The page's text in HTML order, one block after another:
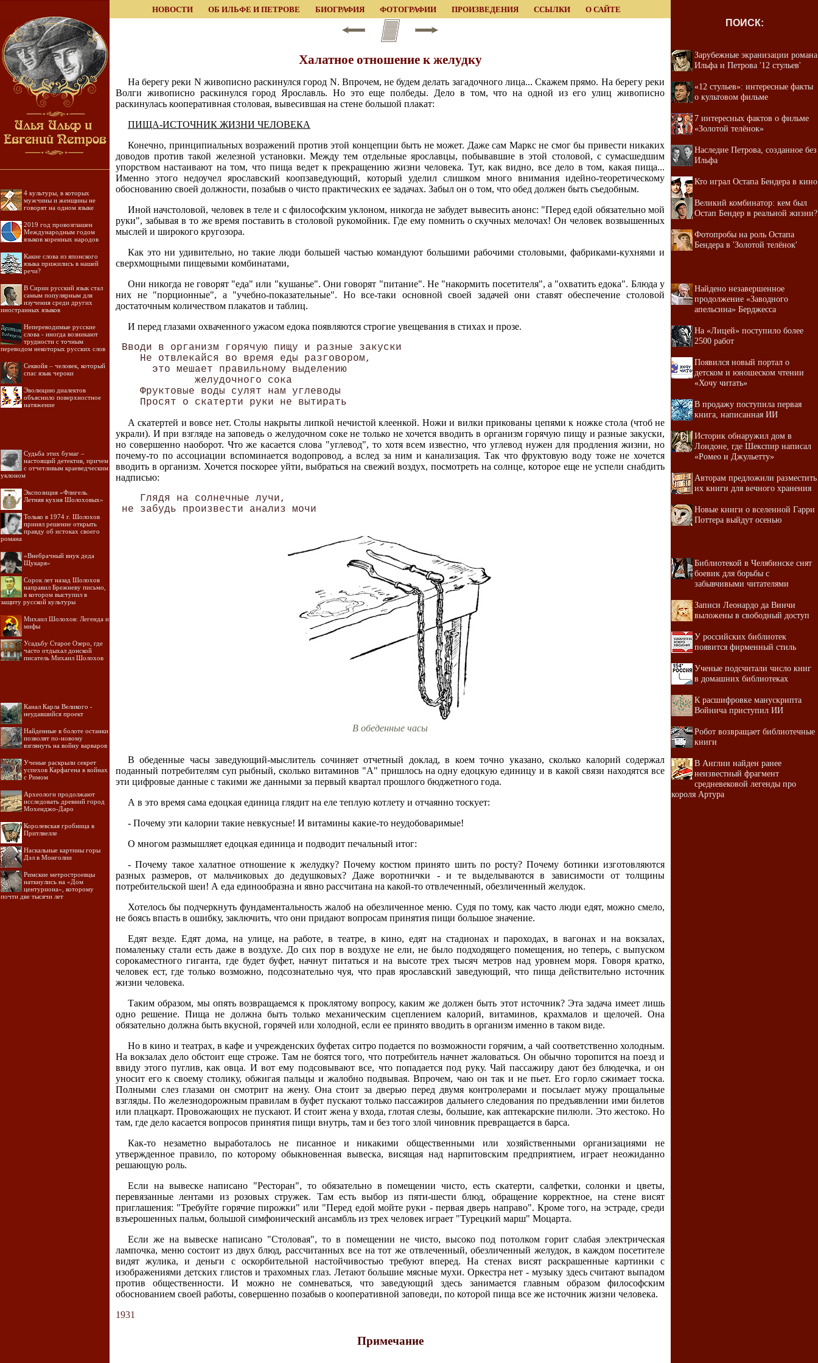
НОВОСТИ ОБ ИЛЬФЕ И ПЕТРОВЕ БИОГРАФИЯ ФОТОГРАФИИ ПРОИЗВЕДЕНИЯ ССЫЛКИ О САЙТЕ
4 культуры, в которых
мужчины и женщины не
говорят на одном языке
2019 год провозглашен
Международным годом
языков коренных народов
Какие слова из японского
языка прижились в нашей
речи?
В Сирии русский язык стал
самым популярным для
изучения среди других
иностранных языков
Непереводимые русские
слова - иногда возникают
трудности с точным
переводом некоторых русских слов
Секвойя – человек, который
спас язык чероки
Эволюцию диалектов
объяснило поверхностное
натяжение
Судьба этих бумаг –
настоящий детектив, причем
с отчетливым краеведческим
уклоном
Экспозиция «Флигель.
Летняя кухня Шолоховых»
Только в 1974 г. Шолохов
принял решение открыть
правду об истоках своего
романа
«Внебрачный внук деда
Щукаря»
Сорок лет назад Шолохов
направил Брежневу письмо,
в котором выступил в
защиту русской культуры
Михаил Шолохов: Легенда и
мифы
Усадьбу Старое Озеро, где
часто отдыхал донской
писатель Михаил Шолохов
Канал Карла Великого -
неудавшийся проект
Найденные в болоте останки
позволят по-новому
взглянуть на войну варваров
Ученые раскрыли секрет
успехов Карфагена в войнах
с Римом
Археологи продолжают
исследовать древний город
Мохенджо-Даро
Королевская гробница в
Притлвелле
Наскальные картины горы
Дэл в Монголии
Римские метростроевцы
наткнулись на «Дом
центуриона», которому
почти две тысячи лет
Халатное отношение к желудку
На берегу реки N живописно раскинулся город N. Впрочем, не будем делать загадочного лица... Скажем прямо. На берегу реки
Волги живописно раскинулся город Ярославль. Но это еще полбеды. Дело в том, что на одной из его улиц живописно
раскинулась кооперативная столовая, вывесившая на стене большой плакат:
ПИЩА-ИСТОЧНИК ЖИЗНИ ЧЕЛОВЕКА
Конечно, принципиальных возражений против этой концепции быть не может. Даже сам Маркс не смог бы привести никаких
доводов против такой железной установки. Между тем отдельные ярославцы, побывавшие в этой столовой, с сумасшедшим
упорством настаивают на том, что пища ведет к прекращению жизни человека. Тут, как видно, все дело в том, какая пища...
Именно этого недоучел ярославский коопзаведующий, который уделил слишком много внимания идейно-теоретическому
обоснованию своей должности, позабыв о чисто практических ее задачах. Забыл он о том, что обед должен быть съедобным.
Иной начстоловой, человек в теле и с философским уклоном, никогда не забудет вывесить анонс: "Перед едой обязательно мой
руки", забывая в то же время поставить в столовой рукомойник. Где ему помнить о скучных мелочах! Он человек возвышенных
мыслей и широкого кругозора.
Как это ни удивительно, но такие люди большей частью командуют большими рабочими столовыми, фабриками-кухнями и
сверхмощными пищевыми комбинатами,
Они никогда не говорят "еда" или "кушанье". Они говорят "питание". Не "накормить посетителя", а "охватить едока". Блюда у
них не "порционные", а "учебно-показательные". Но все-таки основной своей задачей они ставят обеспечение столовой
достаточным количеством плакатов и таблиц.
И перед глазами охваченного ужасом едока появляются строгие увещевания в стихах и прозе.
Вводи в организм горячую пищу и разные закуски
    Не отвлекайся во время еды разговором,
      это мешает правильному выделению
             желудочного сока
    Фруктовые воды сулят нам углеводы
А скатертей и вовсе нет. Столы накрыты липкой нечистой клеенкой. Ножи и вилки прикованы цепями к ножке стола (чтоб не
украли). И при взгляде на заповедь о желудочном соке не только не хочется вводить в организм горячую пищу и разные закуски,
но совершенно наоборот. Что же касается слова "углевод", то хотя всем известно, что углевод нужен для продления жизни, но
почему-то по ассоциации вспоминается водопровод, а вслед за ним и канализация. Так что фруктовую воду тоже не хочется
вводить в организм. Хочется поскорее уйти, выбраться на свежий воздух, посмотреть на солнце, которое еще не успели снабдить
надписью:
    Глядя на солнечные лучи,
В обеденные часы
В обеденные часы заведующий-мыслитель сочиняет отчетный доклад, в коем точно указано, сколько калорий содержал
поданный потребителям суп рыбный, сколько витаминов "А" пришлось на одну едоцкую единицу и в какой связи находятся все
эти цифровые данные с такими же данными за первый квартал прошлого бюджетного года.
А в это время сама едоцкая единица глядит на еле теплую котлету и отчаянно тоскует:
- Почему эти калории такие невкусные! И витамины какие-то неудобоваримые!
О многом размышляет едоцкая единица и подводит печальный итог:
- Почему такое халатное отношение к желудку? Почему костюм принято шить по росту? Почему ботинки изготовляются
разных размеров, от мальчиковых до дедушковых? Даже воротнички - и те выделываются в зависимости от толщины
потребительской шеи! А еда единообразна и явно рассчитана на какой-то отвлеченный, обезличенный желудок.
Хотелось бы подчеркнуть фундаментальность жалоб на обезличенное меню. Судя по тому, как часто люди едят, можно смело,
не боясь впасть в ошибку, заключить, что они придают вопросам принятия пищи большое значение.
Едят везде. Едят дома, на улице, на работе, в театре, в кино, едят на стадионах и пароходах, в вагонах и на вокзалах,
помаленьку стали есть даже в воздухе. До сих пор в воздухе не ели, не было подходящего помещения, но теперь, с выпуском
сорокаместного гиганта, где будет буфет, начнут питаться и на высоте трех тысяч метров над уровнем моря. Говоря кратко,
человек ест, где только возможно, подсознательно чуя, что прав ярославский заведующий, что пища действительно источник
жизни человека.
Таким образом, мы опять возвращаемся к проклятому вопросу, каким же должен быть этот источник? Эта задача имеет лишь
одно решение. Пища не должна быть только механическим сцеплением калорий, витаминов, крахмалов и щелочей. Она
обязательно должна быть вкусной, горячей или холодной, если ее принято вводить в организм именно в таком виде.
Но в кино и театрах, в кафе и учрежденских буфетах ситро подается по возможности горячим, а чай соответственно холодным.
На вокзалах дело обстоит еще строже. Там не боятся того, что потребитель начнет жаловаться. Он обычно торопится на поезд и
ввиду этого пуглив, как овца. И вот ему подсовывают все, что попадается под руку. Чай пассажиру дают без блюдечка, и он
уносит его к своему столику, обжигая пальцы и жалобно подвывая. Впрочем, чаю он так и не пьет. Его горло сжимает тоска.
Полными слез глазами он смотрит на жену. Она стоит за дверью перед двумя контролерами и посылает мужу прощальные
взгляды. По железнодорожным правилам в буфет пускают только пассажиров дальнего следования по предъявлении ими билетов
или плацкарт. Провожающих не пускают. И стоит жена у входа, глотая слезы, большие, как аптекарские пилюли. Это жестоко. Но
там, где дело касается вопросов принятия пищи внутрь, там и без того злой чиновник превращается в барса.
Как-то незаметно выработалось не писанное и никакими общественными или хозяйственными организациями не
утвержденное правило, по которому обыкновенная вывеска, висящая над нарпитовским предприятием, играет неожиданно
решающую роль.
Если на вывеске написано "Ресторан", то обязательно в помещении чисто, есть скатерти, салфетки, солонки и цветы,
перевязанные лентами из розовых стружек. Там есть выбор из пяти-шести блюд, обращение корректное, на стене висят
приглашения: "Требуйте горячие пирожки" или "Перед едой мойте руки - первая дверь направо". Кроме того, на эстраде, среди
взъерошенных пальм, большой симфонический ансамбль из трех человек играет "Турецкий марш" Моцарта.
Если же на вывеске написано "Столовая", то в помещении не чисто, высоко под потолком горит слабая электрическая
лампочка, меню состоит из двух блюд, рассчитанных все на тот же отвлеченный, обезличенный желудок, в каждом посетителе
видят жулика, и деньги с оскорбительной настойчивостью требуют вперед. На стенах висят раскрашенные картинки с
изображениями детских глистов и трахомных глаз. Летают большие мясные мухи. Оркестра нет - музыку здесь считают выпадом
против общественности. И можно не сомневаться, что заведующий здесь занимается главным образом философским
обоснованием своей работы, совершенно позабыв о кооперативной заповеди, по которой пища все же источник жизни человека.
1931
Примечание
ПОИСК:
Зарубежные экранизации романа
Ильфа и Петрова '12 стульев'
«12 стульев»: интересные факты
о культовом фильме
7 интересных фактов о фильме
«Золотой телёнок»
Наследие Петрова, созданное без
Ильфа
Кто играл Остапа Бендера в кино
Великий комбинатор: кем был
Остап Бендер в реальной жизни?
Фотопробы на роль Остапа
Бендера в 'Золотой телёнок'
Найдено незавершенное
продолжение «Заводного
апельсина» Берджесса
На «Лицей» поступило более
2500 работ
Появился новый портал о
детском и юношеском чтении
«Хочу читать»
В продажу поступила первая
книга, написанная ИИ
Историк обнаружил дом в
Лондоне, где Шекспир написал
«Ромео и Джульетту»
Авторам предложили разместить
их книги для вечного хранения
Новые книги о вселенной Гарри
Поттера выйдут осенью
Библиотекой в Челябинске снят
боевик для борьбы с
забывчивыми читателями
Записи Леонардо да Винчи
выложены в свободный доступ
У российских библиотек
появится фирменный стиль
Ученые подсчитали число книг
в домашних библиотеках
К расшифровке манускрипта
Войнича приступил ИИ
Робот возвращает библиотечные
книги
В Англии найден ранее
неизвестный фрагмент
средневековой легенды про
короля Артура